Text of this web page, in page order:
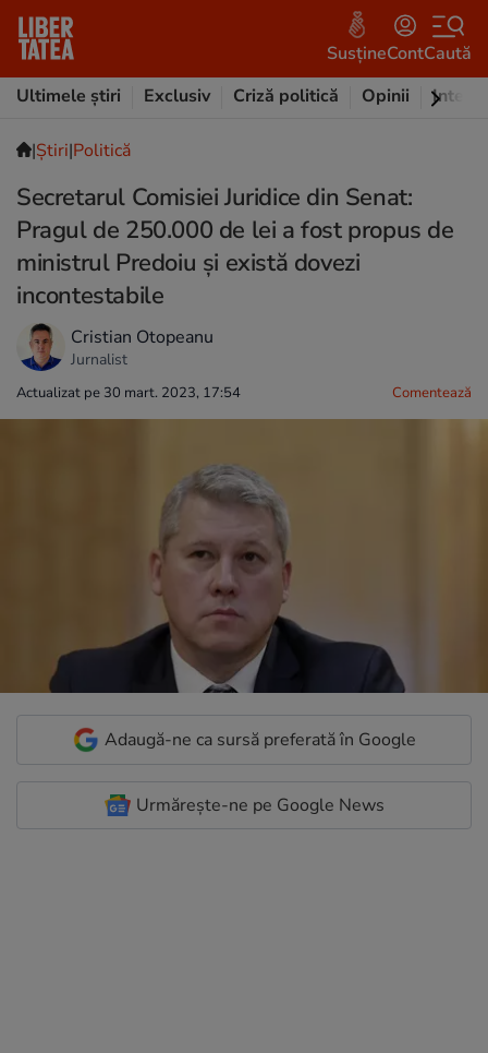
SusțineContCaută
Ultimele știri
Exclusiv Criză politică Opinii
|Ştiri|Politică
Secretarul Comisiei Juridice din Senat:
Pragul de 250.000 de lei a fost propus de
ministrul Predoiu și există dovezi
incontestabile
Cristian Otopeanu
Jurnalist
Actualizat pe 30 mart. 2023, 17:54 Comentează
Adaugă-ne ca sursă preferată în Google
Urmărește-ne pe Google News